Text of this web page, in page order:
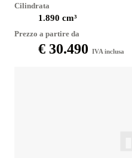
Cilindrata
1.890 cm³
Prezzo a partire da
€ 30.490 IVA inclusa